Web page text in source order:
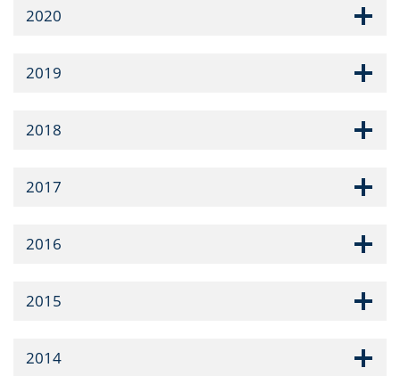
2020
2019
2018
2017
2016
2015
2014